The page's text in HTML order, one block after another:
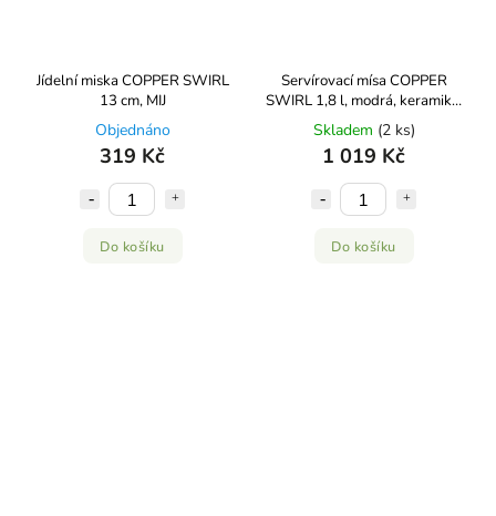
Jídelní miska COPPER SWIRL
13 cm, MIJ
Objednáno
319 Kč
Do košíku
Servírovací mísa COPPER
SWIRL 1,8 l, modrá, keramika,
Skladem (2 ks)
1 019 Kč
Do košíku